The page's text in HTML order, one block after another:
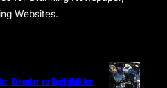
Websites.
Takımlar ve Değişiklikler